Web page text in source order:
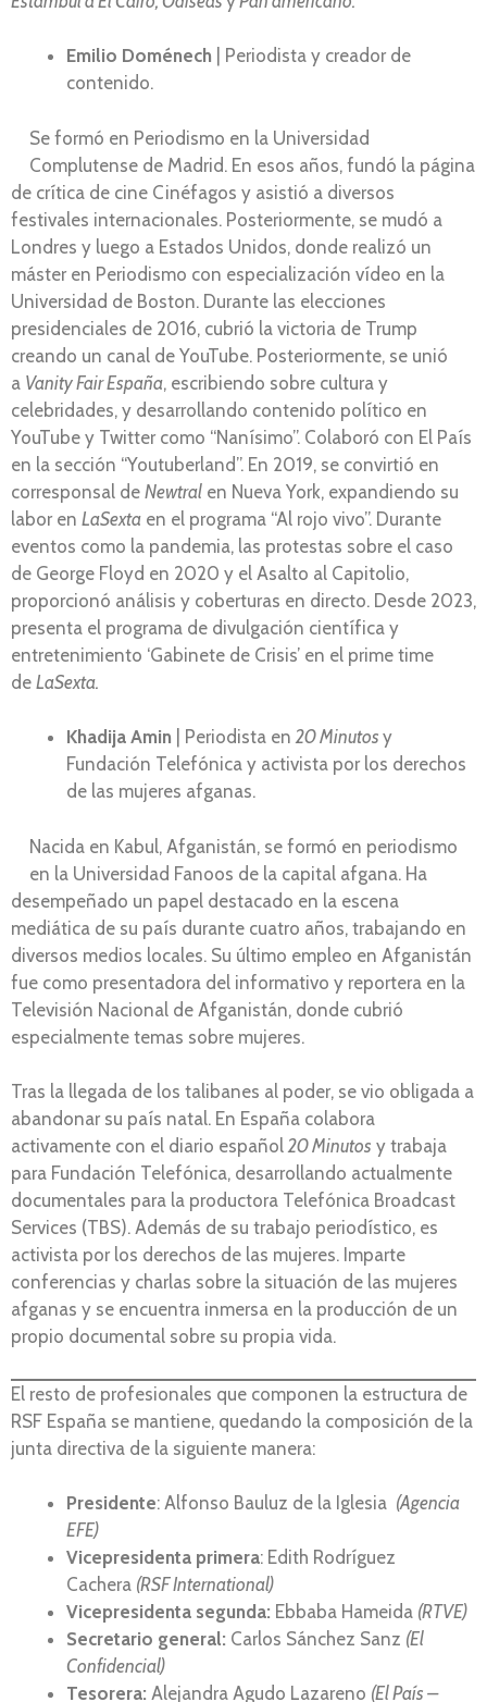
Emilio Doménech | Periodista y creador de
contenido.
Se formó en Periodismo en la Universidad
Complutense de Madrid. En esos años, fundó la página
de crítica de cine Cinéfagos y asistió a diversos
festivales internacionales. Posteriormente, se mudó a
Londres y luego a Estados Unidos, donde realizó un
máster en Periodismo con especialización vídeo en la
Universidad de Boston. Durante las elecciones
presidenciales de 2016, cubrió la victoria de Trump
creando un canal de YouTube. Posteriormente, se unió
a Vanity Fair España, escribiendo sobre cultura y
celebridades, y desarrollando contenido político en
YouTube y Twitter como “Nanísimo”. Colaboró con El País
en la sección “Youtuberland”. En 2019, se convirtió en
corresponsal de Newtral en Nueva York, expandiendo su
labor en LaSexta en el programa “Al rojo vivo”. Durante
eventos como la pandemia, las protestas sobre el caso
de George Floyd en 2020 y el Asalto al Capitolio,
proporcionó análisis y coberturas en directo. Desde 2023,
presenta el programa de divulgación científica y
entretenimiento ‘Gabinete de Crisis’ en el prime time
de LaSexta.
Khadija Amin | Periodista en20 Minutos y
Fundación Telefónica y activista por los derechos
de las mujeres afganas.
Nacida en Kabul, Afganistán, se formó en periodismo
en la Universidad Fanoos de la capital afgana. Ha
desempeñado un papel destacado en la escena
mediática de su país durante cuatro años, trabajando en
diversos medios locales. Su último empleo en Afganistán
fue como presentadora del informativo y reportera en la
Televisión Nacional de Afganistán, donde cubrió
especialmente temas sobre mujeres.
Tras la llegada de los talibanes al poder, se vio obligada a
abandonar su país natal. En España colabora
activamente con el diario español20 Minutos y trabaja
para Fundación Telefónica, desarrollando actualmente
documentales para la productora Telefónica Broadcast
Services (TBS). Además de su trabajo periodístico, es
activista por los derechos de las mujeres. Imparte
conferencias y charlas sobre la situación de las mujeres
afganas y se encuentra inmersa en la producción de un
propio documental sobre su propia vida.
El resto de profesionales que componen la estructura de
RSF España se mantiene, quedando la composición de la
junta directiva de la siguiente manera:
Presidente: Alfonso Bauluz de la Iglesia (Agencia
EFE)
Vicepresidenta primera: Edith Rodríguez
Cachera (RSF International)
Vicepresidenta segunda: Ebbaba Hameida (RTVE)
Secretario general: Carlos Sánchez Sanz (El
Confidencial)
Tesorera: Alejandra Agudo Lazareno (El País –